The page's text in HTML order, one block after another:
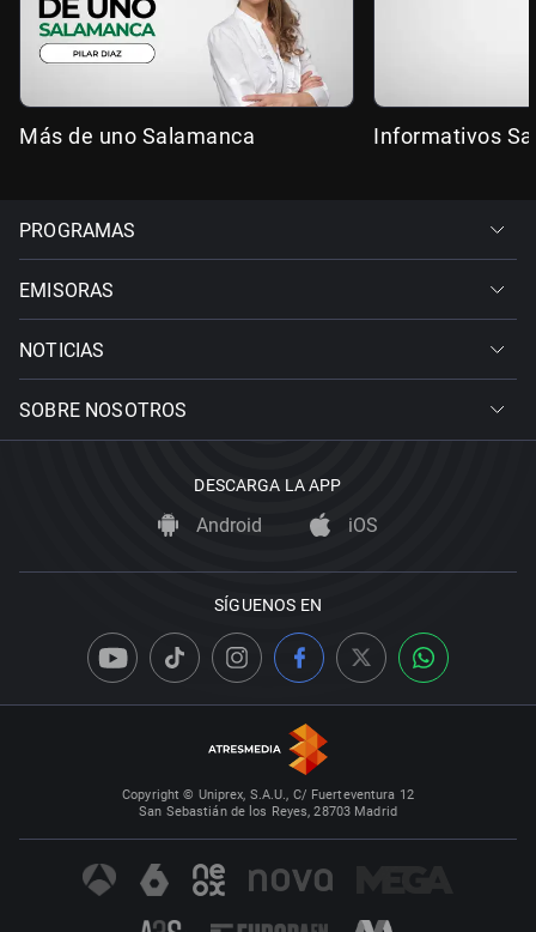
Más de uno Salamanca Informativos
PROGRAMAS
EMISORAS
NOTICIAS
SOBRE NOSOTROS
DESCARGA LA APP
Android iOS
SÍGUENOS EN
Copyright © Uniprex, S.A.U., C/ Fuerteventura 12
San Sebastián de los Reyes, 28703 Madrid